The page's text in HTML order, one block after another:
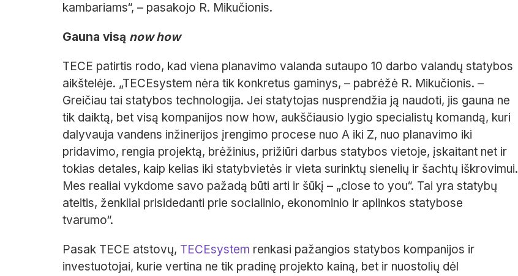
kambariams“, – pasakojo R. Mikučionis.
Gauna visą now how
TECE patirtis rodo, kad viena planavimo valanda sutaupo 10 darbo valandų statybos
aikštelėje. „TECEsystem nėra tik konkretus gaminys, – pabrėžė R. Mikučionis. –
Greičiau tai statybos technologija. Jei statytojas nusprendžia ją naudoti, jis gauna ne
tik daiktą, bet visą kompanijos now how, aukščiausio lygio specialistų komandą, kuri
dalyvauja vandens inžinerijos įrengimo procese nuo A iki Z, nuo planavimo iki
pridavimo, rengia projektą, brėžinius, prižiūri darbus statybos vietoje, įskaitant net ir
tokias detales, kaip kelias iki statybvietės ir vieta surinktų sienelių ir šachtų iškrovimui.
Mes realiai vykdome savo pažadą būti arti ir šūkį – „close to you“. Tai yra statybų
ateitis, ženkliai prisidedanti prie socialinio, ekonominio ir aplinkos statybose
tvarumo“.
Pasak TECE atstovų, TECEsystem renkasi pažangios statybos kompanijos ir
investuotojai, kurie vertina ne tik pradinę projekto kainą, bet ir nuostolių dėl